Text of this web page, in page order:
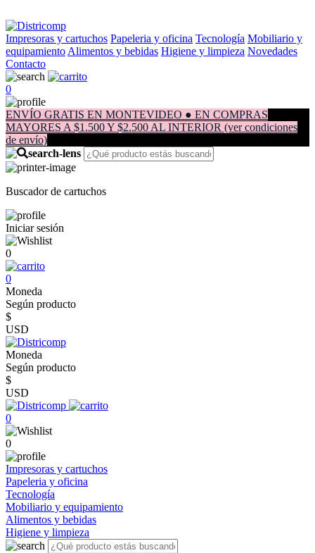
Impresoras y cartuchos Papeleria y oficina Tecnología Mobiliario y
equipamiento Alimentos y bebidas Higiene y limpieza Novedades
Contacto
0
ENVÍO GRATIS EN MONTEVIDEO ● EN COMPRAS
MAYORES A $1.500 Y $2.500 AL INTERIOR (ver condiciones
de envío)
Buscador de cartuchos
Iniciar sesión
0
0
Moneda
Según producto
$
USD
Moneda
Según producto
$
USD
0
0
Impresoras y cartuchos
Papeleria y oficina
Tecnología
Mobiliario y equipamiento
Alimentos y bebidas
Higiene y limpieza